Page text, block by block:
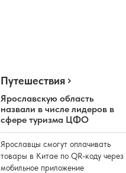
Путешествия
Ярославскую область
назвали в числе лидеров в
сфере туризма ЦФО
Ярославцы смогут оплачивать
товары в Китае по QR-коду через
мобильное приложение